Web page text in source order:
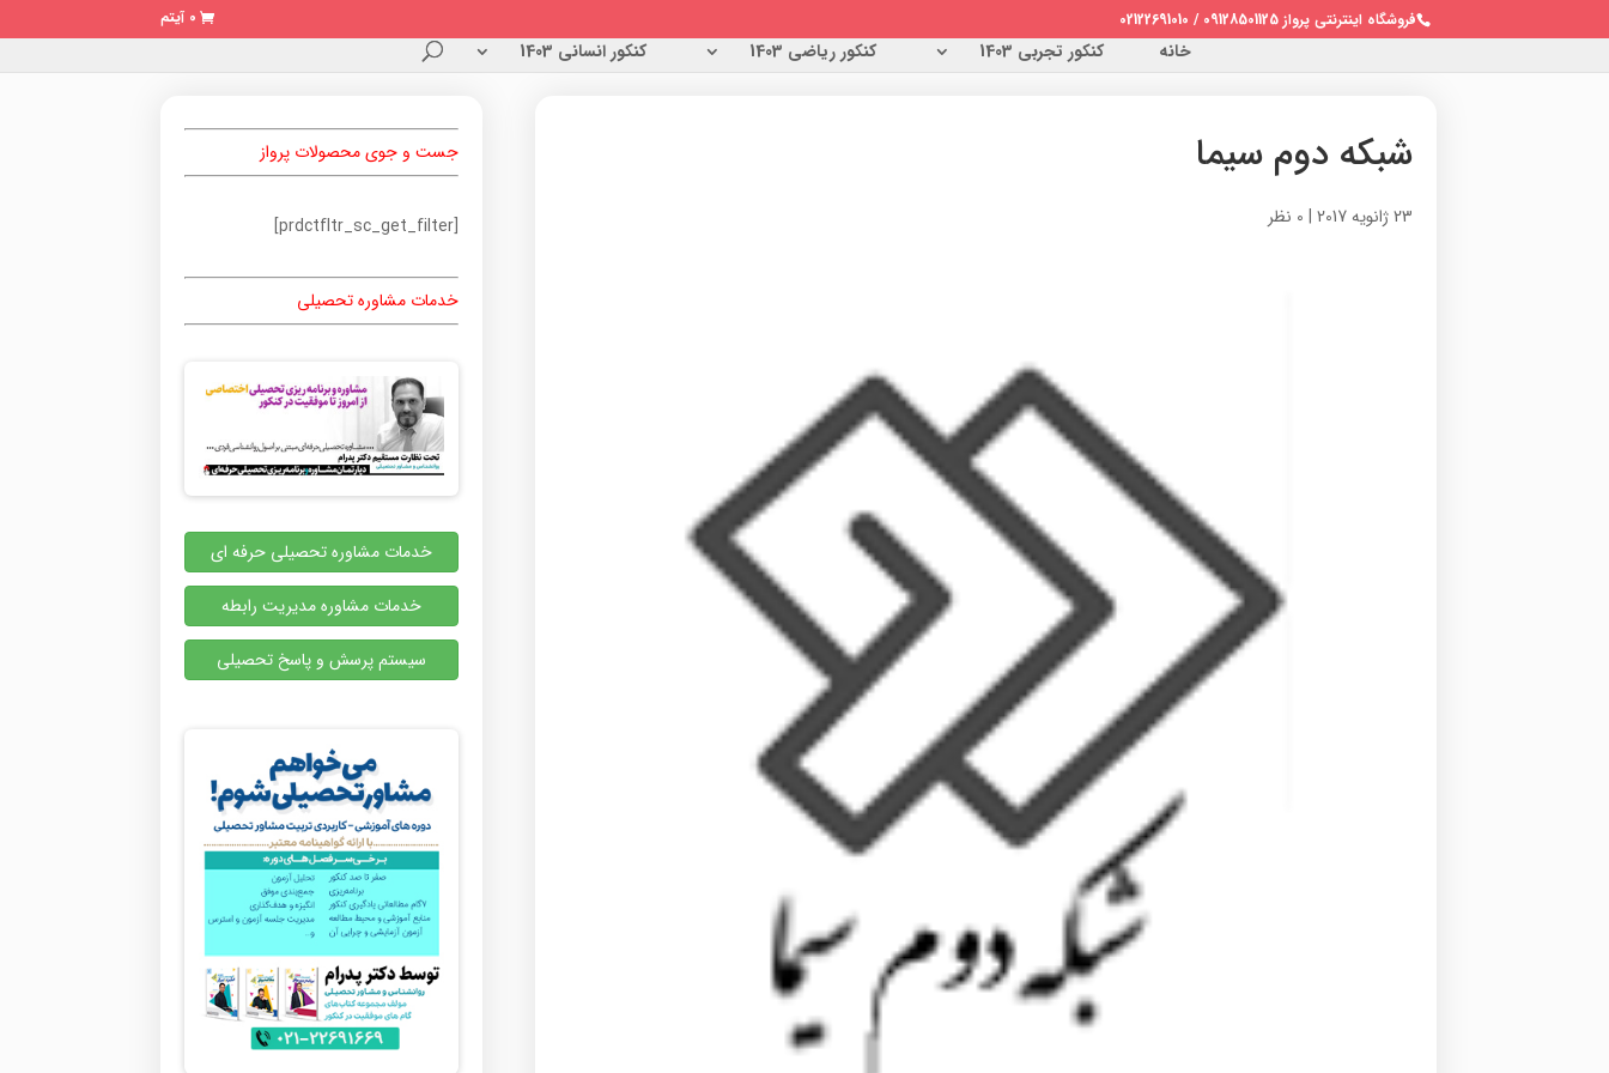
فروشگاه اینترنتی پرواز 09128501125 / 02122691010 0 آیتم
خانه کنکور تجربی 1403 کنکور ریاضی 1403 کنکور انسانی 1403
شبکه دوم سیما
23 ژانویه 2017 | 0 نظر
جست و جوی محصولات پرواز
[prdctfltr_sc_get_filter]
خدمات مشاوره تحصیلی
خدمات مشاوره تحصیلی حرفه ای
خدمات مشاوره مدیریت رابطه
سیستم پرسش و پاسخ تحصیلی